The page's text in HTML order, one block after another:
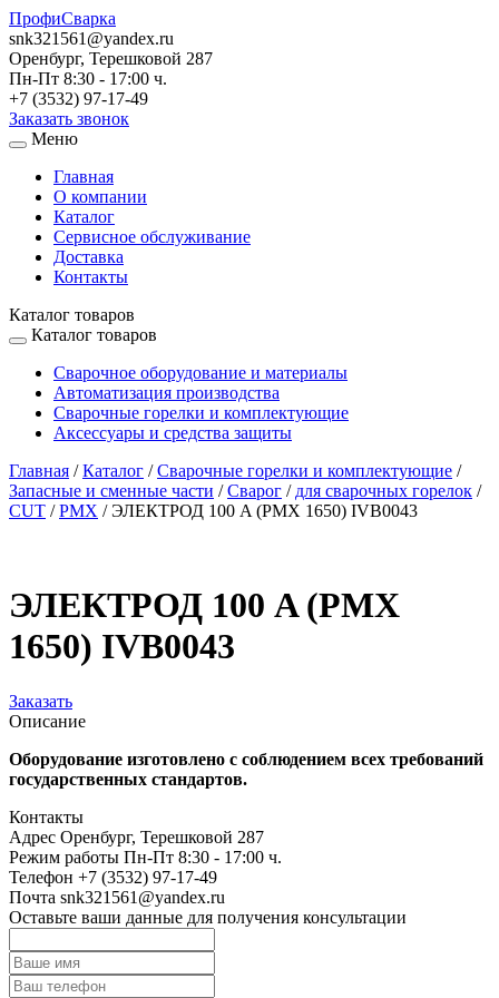
ПрофиСварка
snk321561@yandex.ru
Оренбург, Терешковой 287
Пн-Пт 8:30 - 17:00 ч.
+7 (3532) 97-17-49
Заказать звонок
Меню
Главная
О компании
Каталог
Сервисное обслуживание
Доставка
Контакты
Каталог товаров
Каталог товаров
Сварочное оборудование и материалы
Автоматизация производства
Сварочные горелки и комплектующие
Аксессуары и средства защиты
Главная /Каталог /Сварочные горелки и комплектующие /
Запасные и сменные части /Сварог / для сварочных горелок /
CUT /PMX /ЭЛЕКТРОД 100 A (PMX 1650) IVB0043
ЭЛЕКТРОД 100 A (PMX
1650) IVB0043
Заказать
Описание
Оборудование изготовлено с соблюдением всех требований
государственных стандартов.
Контакты
Адрес Оренбург, Терешковой 287
Режим работы Пн-Пт 8:30 - 17:00 ч.
Телефон +7 (3532) 97-17-49
Почта snk321561@yandex.ru
Оставьте ваши данные для получения консультации